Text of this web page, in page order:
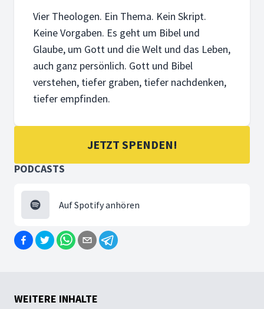
Die Gewalt
Vier Theologen reden über Gott und die Welt und vor
Das Glück
Menschen wollen glücklich sein. Aber was ist Glück?
Das Gewissen
Vier Theologen. Ein Thema. Kein Skript.
Keine Vorgaben. Es geht um Bibel und
Glaube, um Gott und die Welt und das Leben,
auch ganz persönlich. Gott und Bibel
verstehen, tiefer graben, tiefer nachdenken,
tiefer empfinden.
JETZT SPENDEN!
PODCASTS
Auf Spotify anhören
WEITERE INHALTE